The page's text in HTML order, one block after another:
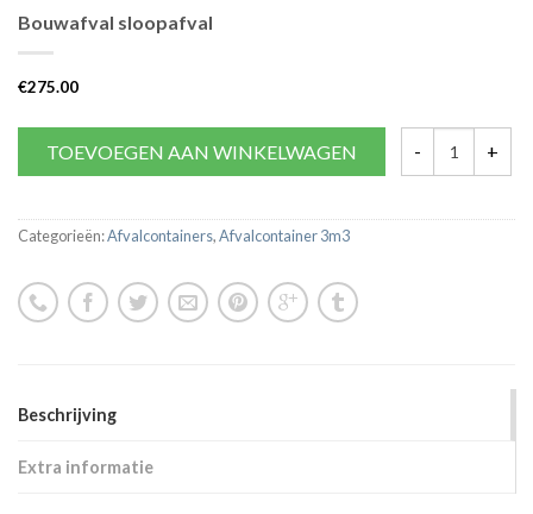
Bouwafval sloopafval
€275.00
TOEVOEGEN AAN WINKELWAGEN
Categorieën:Afvalcontainers,Afvalcontainer 3m3
Beschrijving
Extra informatie